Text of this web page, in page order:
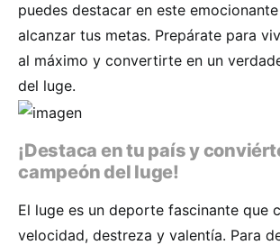
puedes destacar en este
alcanzar tus metas. Prepárate para
al máximo y convertirte en un
del luge.
¡Destaca en tu país y
campeón del luge!
El luge es un deporte fascinante que
velocidad, destreza y valentía. Para